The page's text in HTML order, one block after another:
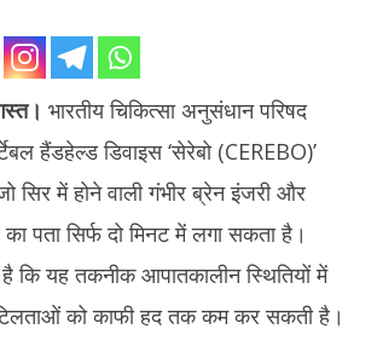
भारतीय चिकित्सा अनुसंधान परिषद
हैंडहेल्ड डिवाइस ‘सेरेबो (CEREBO)’
सिर में होने वाली गंभीर ब्रेन इंजरी और
पता सिर्फ दो मिनट में लगा सकता है।
है कि यह तकनीक आपातकालीन स्थितियों में
को काफी हद तक कम कर सकती है।